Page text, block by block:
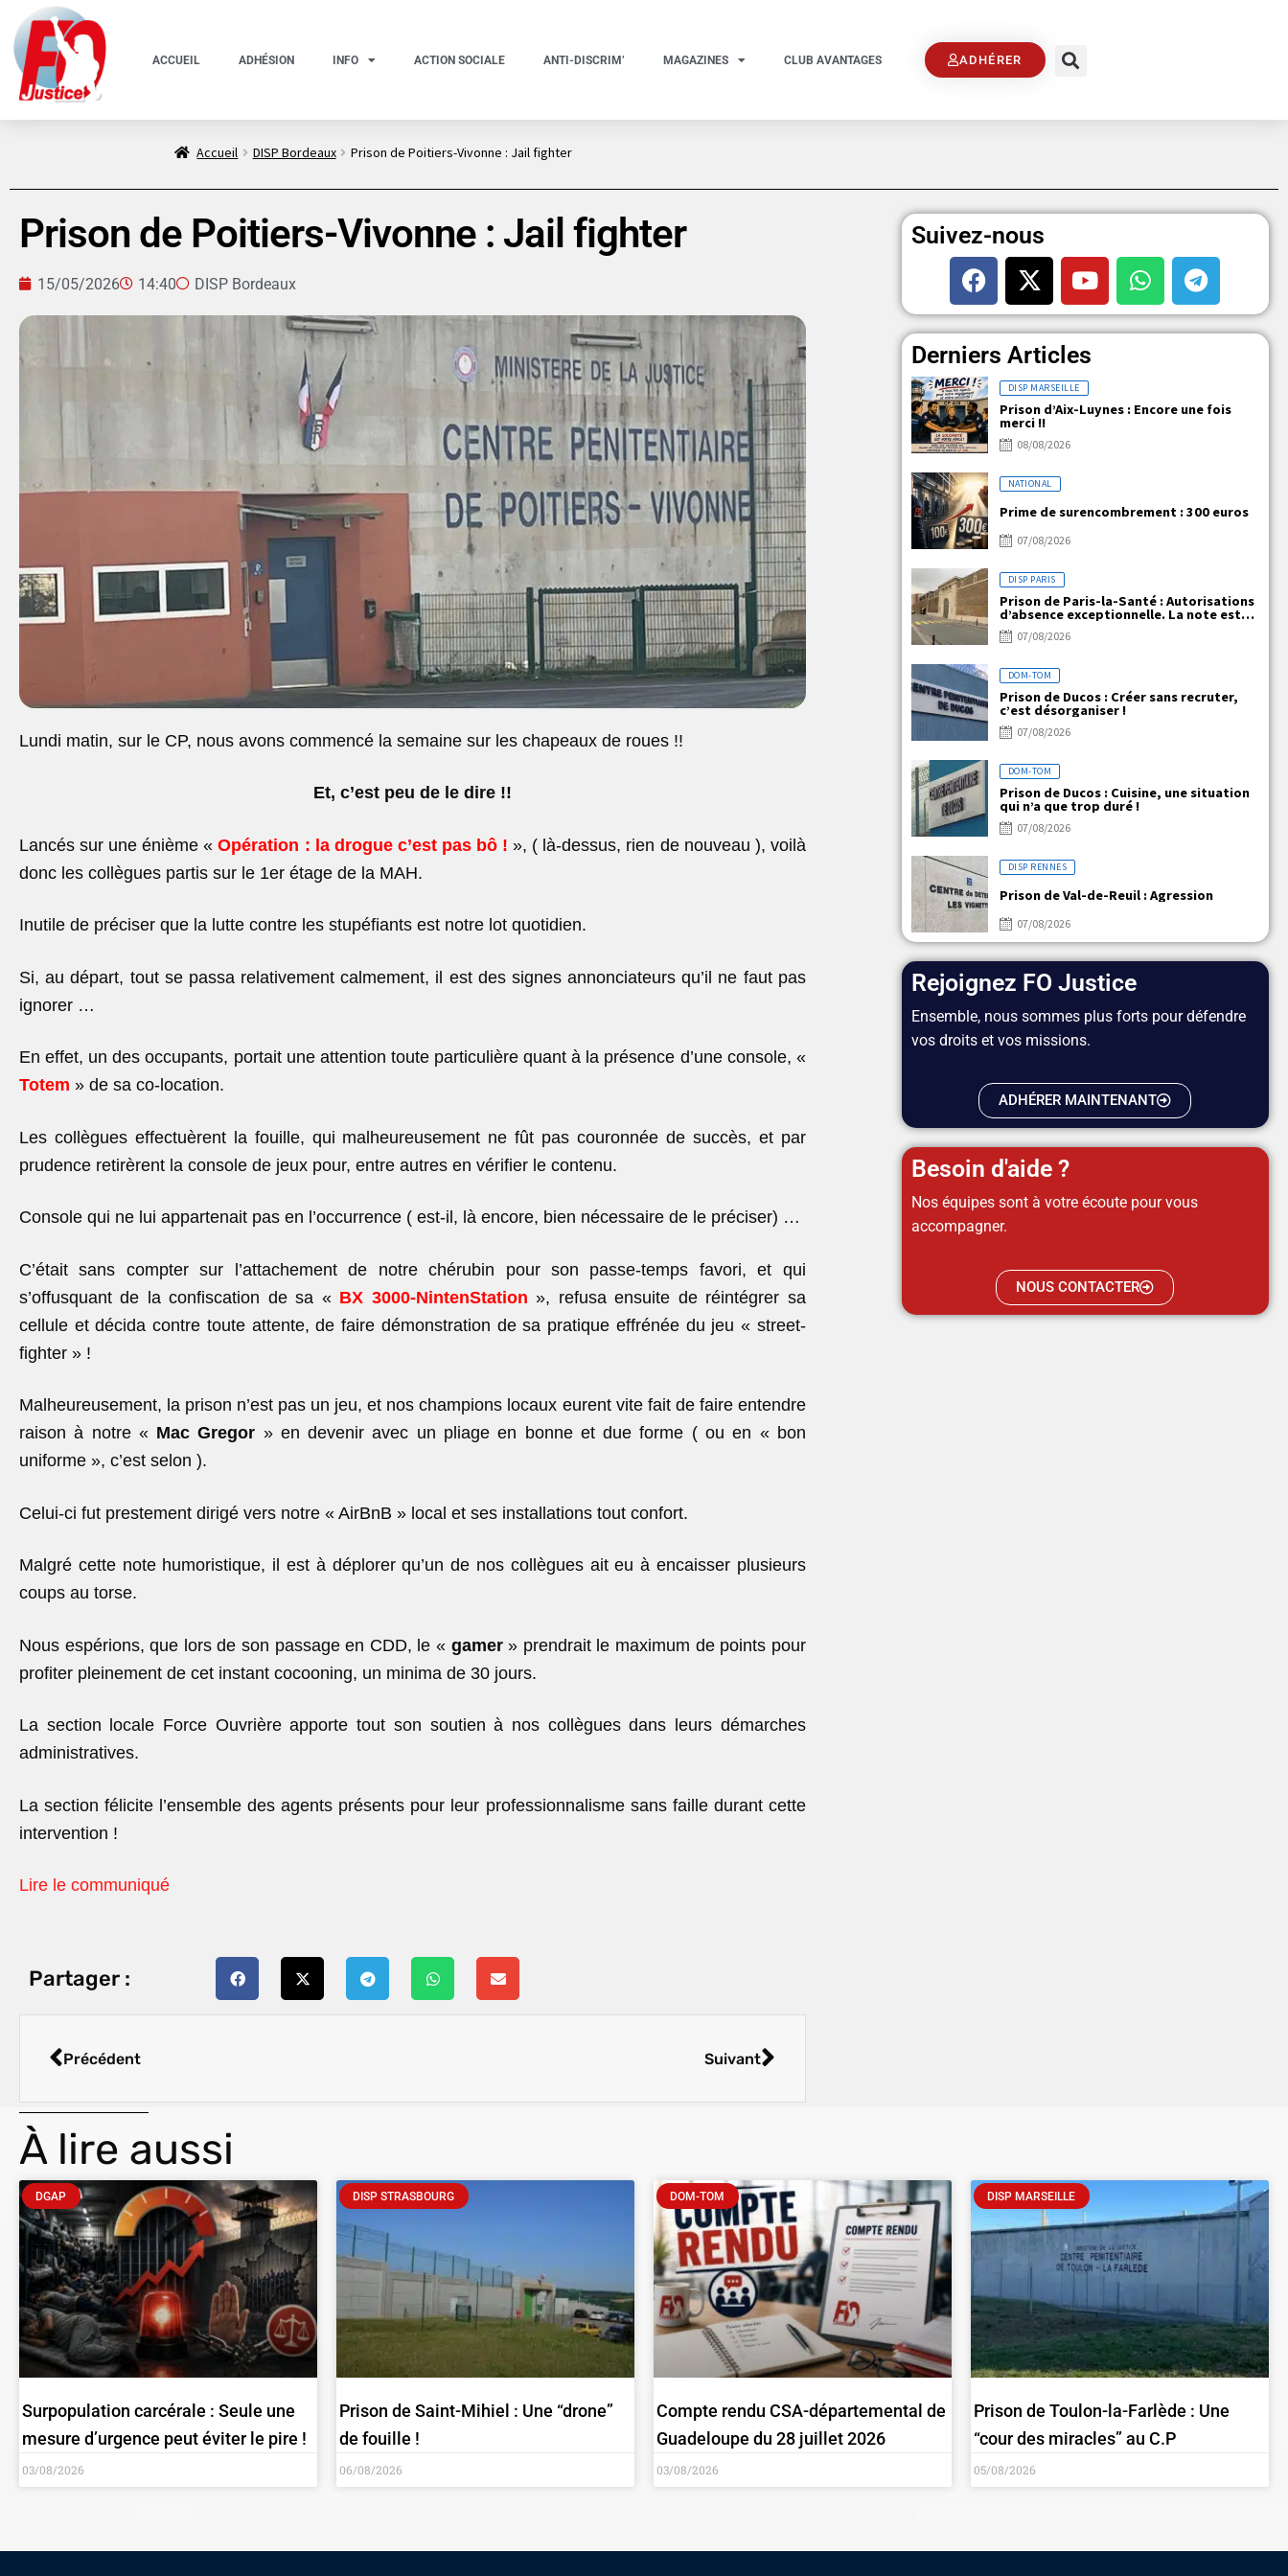
ACCUEIL ADHÉSION INFO ACTION SOCIALE ANTI-DISCRIM’ MAGAZINES CLUB AVANTAGES ADHÉRER
Accueil DISP Bordeaux Prison de Poitiers-Vivonne : Jail fighter
Prison de Poitiers-Vivonne : Jail fighter
15/05/2026 14:40 DISP Bordeaux
Lundi matin, sur le CP, nous avons commencé la semaine sur les chapeaux de roues !!
Et, c’est peu de le dire !!
Lancés sur une énième « Opération : la drogue c’est pas bô ! », ( là-dessus, rien de nouveau ), voilà
donc les collègues partis sur le 1er étage de la MAH.
Inutile de préciser que la lutte contre les stupéfiants est notre lot quotidien.
Si, au départ, tout se passa relativement calmement, il est des signes annonciateurs qu’il ne faut pas
ignorer …
En effet, un des occupants, portait une attention toute particulière quant à la présence d’une console, «
Totem » de sa co-location.
Les collègues effectuèrent la fouille, qui malheureusement ne fût pas couronnée de succès, et par
prudence retirèrent la console de jeux pour, entre autres en vérifier le contenu.
Console qui ne lui appartenait pas en l’occurrence ( est-il, là encore, bien nécessaire de le préciser) …
C’était sans compter sur l’attachement de notre chérubin pour son passe-temps favori, et qui
s’offusquant de la confiscation de sa « BX 3000-NintenStation », refusa ensuite de réintégrer sa
cellule et décida contre toute attente, de faire démonstration de sa pratique effrénée du jeu « street-
fighter » !
Malheureusement, la prison n’est pas un jeu, et nos champions locaux eurent vite fait de faire entendre
raison à notre « Mac Gregor » en devenir avec un pliage en bonne et due forme ( ou en « bon
uniforme », c’est selon ).
Celui-ci fut prestement dirigé vers notre « AirBnB » local et ses installations tout confort.
Malgré cette note humoristique, il est à déplorer qu’un de nos collègues ait eu à encaisser plusieurs
coups au torse.
Nous espérions, que lors de son passage en CDD, le « gamer» prendrait le maximum de points pour
profiter pleinement de cet instant cocooning, un minima de 30 jours.
La section locale Force Ouvrière apporte tout son soutien à nos collègues dans leurs démarches
administratives.
La section félicite l’ensemble des agents présents pour leur professionnalisme sans faille durant cette
intervention !
Lire le communiqué
Partager :
Précédent Suivant
Suivez-nous
Derniers Articles
DISP MARSEILLE
Prison d’Aix-Luynes : Encore une fois
merci !!
08/08/2026
NATIONAL
Prime de surencombrement : 300 euros
07/08/2026
DISP PARIS
Prison de Paris-la-Santé : Autorisations
d’absence exceptionnelle. La note est
claire, mais la réalité ne l’est pas !
07/08/2026
DOM-TOM
Prison de Ducos : Créer sans recruter,
c’est désorganiser !
07/08/2026
DOM-TOM
Prison de Ducos : Cuisine, une situation
qui n’a que trop duré !
07/08/2026
DISP RENNES
Prison de Val-de-Reuil : Agression
07/08/2026
Rejoignez FO Justice
Ensemble, nous sommes plus forts pour défendre
vos droits et vos missions.
ADHÉRER MAINTENANT
Besoin d'aide ?
Nos équipes sont à votre écoute pour vous
accompagner.
NOUS CONTACTER
À lire aussi
DGAP
Surpopulation carcérale : Seule une
mesure d’urgence peut éviter le pire !
03/08/2026
DISP STRASBOURG
Prison de Saint-Mihiel : Une “drone”
de fouille !
06/08/2026
DOM-TOM
Compte rendu CSA-départemental de
Guadeloupe du 28 juillet 2026
03/08/2026
DISP MARSEILLE
Prison de Toulon-la-Farlède : Une
“cour des miracles” au C.P
05/08/2026